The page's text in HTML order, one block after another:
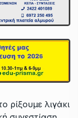
ρίξουμε λιγάκι